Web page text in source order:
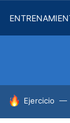
HOY SE
Ejercicio